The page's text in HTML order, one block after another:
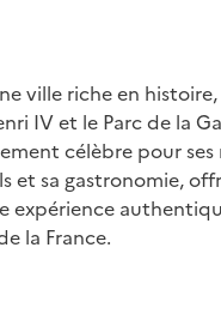
ville riche en
IV et le Parc de la
célèbre pour ses
et sa gastronomie,
expérience
la France.